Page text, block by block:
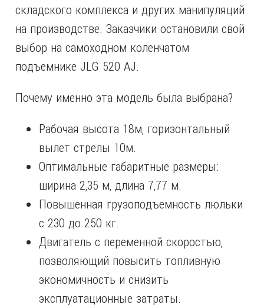
складского комплекса и других манипуляций
на производстве. Заказчики остановили свой
выбор на самоходном коленчатом
подъемнике JLG 520 AJ.
Почему именно эта модель была выбрана?
Рабочая высота 18м, горизонтальный
вылет стрелы 10м.
Оптимальные габаритные размеры:
ширина 2,35 м, длина 7,77 м.
Повышенная грузоподъемность люльки
с 230 до 250 кг.
Двигатель с переменной скоростью,
позволяющий повысить топливную
экономичность и снизить
эксплуатационные затраты.